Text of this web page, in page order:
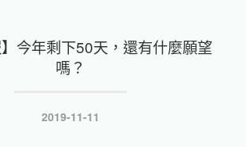
】今年剩下50天，還有什麼願望
嗎？
發
2019-11-11